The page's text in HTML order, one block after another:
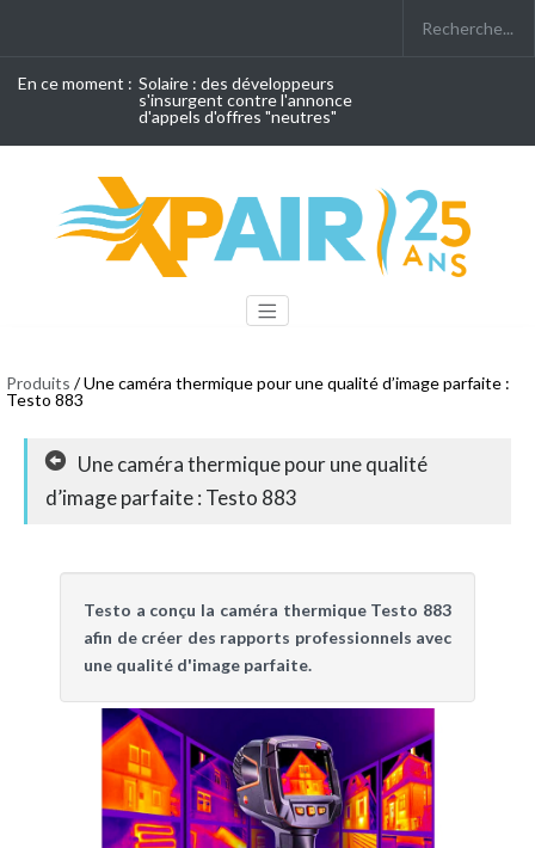
En ce moment : Solaire : des développeurs
s'insurgent contre l'annonce
d'appels d'offres "neutres"
Produits / Une caméra thermique pour une qualité d’image parfaite :
Testo 883
Une caméra thermique pour une qualité
d’image parfaite : Testo 883
Testo a conçu la caméra thermique Testo 883
afin de créer des rapports professionnels avec
une qualité d'image parfaite.